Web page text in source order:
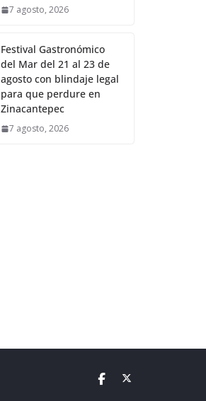
7 agosto, 2026
Festival Gastronómico
del Mar del 21 al 23 de
agosto con blindaje legal
para que perdure en
Zinacantepec
7 agosto, 2026